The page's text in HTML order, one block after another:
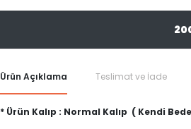
Ürün Açıklama Teslimat ve İade
* Ürün Kalıp : Normal Kalıp ( Kendi